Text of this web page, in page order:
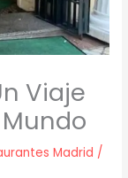
Viaje
Madrid /